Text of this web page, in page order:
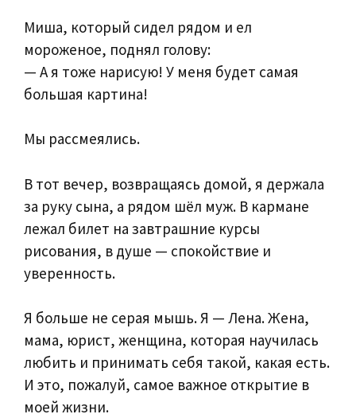
Миша, который сидел рядом и ел
мороженое, поднял голову:
— А я тоже нарисую! У меня будет самая
большая картина!
Мы рассмеялись.
В тот вечер, возвращаясь домой, я держала
за руку сына, а рядом шёл муж. В кармане
лежал билет на завтрашние курсы
рисования, в душе — спокойствие и
уверенность.
Я больше не серая мышь. Я — Лена. Жена,
мама, юрист, женщина, которая научилась
любить и принимать себя такой, какая есть.
И это, пожалуй, самое важное открытие в
моей жизни.